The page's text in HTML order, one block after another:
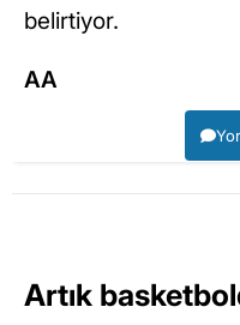
belirtiyor.
AA
Artık